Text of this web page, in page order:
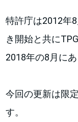
特許庁は2012年
き開始と共に
2018年の8月にあ
今回の更新は限
す。